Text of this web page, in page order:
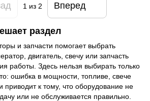
1 из 2 Вперед
раздел
и запчасти помогает выбрать
двигатель, свечу или запчасть
работы. Здесь нельзя выбирать только
ошибка в мощности, топливе, свече
приводит к тому, что оборудование не
или не обслуживается правильно.